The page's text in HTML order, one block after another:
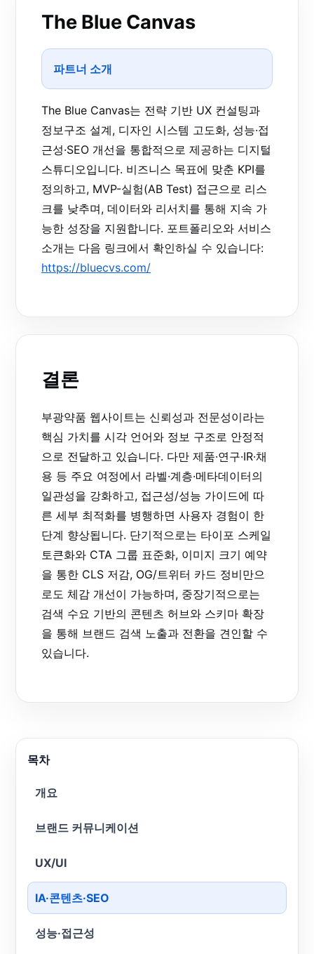
The Blue Canvas
파트너 소개
The Blue Canvas는 전략 기반 UX 컨설팅과
정보구조 설계, 디자인 시스템 고도화, 성능·접
근성·SEO 개선을 통합적으로 제공하는 디지털
스튜디오입니다. 비즈니스 목표에 맞춘 KPI를
정의하고, MVP-실험(AB Test) 접근으로 리스
크를 낮추며, 데이터와 리서치를 통해 지속 가
능한 성장을 지원합니다. 포트폴리오와 서비스
소개는 다음 링크에서 확인하실 수 있습니다:
https://bluecvs.com/
결론
부광약품 웹사이트는 신뢰성과 전문성이라는
핵심 가치를 시각 언어와 정보 구조로 안정적
으로 전달하고 있습니다. 다만 제품·연구·IR·채
용 등 주요 여정에서 라벨·계층·메타데이터의
일관성을 강화하고, 접근성/성능 가이드에 따
른 세부 최적화를 병행하면 사용자 경험이 한
단계 향상됩니다. 단기적으로는 타이포 스케일
토큰화와 CTA 그룹 표준화, 이미지 크기 예약
을 통한 CLS 저감, OG/트위터 카드 정비만으
로도 체감 개선이 가능하며, 중장기적으로는
검색 수요 기반의 콘텐츠 허브와 스키마 확장
을 통해 브랜드 검색 노출과 전환을 견인할 수
있습니다.
목차
개요
브랜드 커뮤니케이션
UX/UI
IA·콘텐츠·SEO
성능·접근성